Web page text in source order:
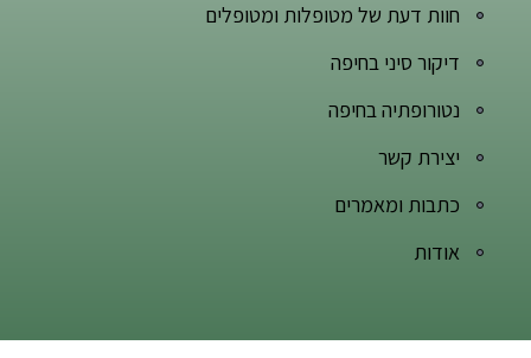
חוות דעת של מטופלות ומטופלים
דיקור סיני בחיפה
נטורופתיה בחיפה
יצירת קשר
כתבות ומאמרים
אודות